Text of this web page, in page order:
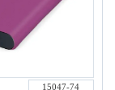
15047-74